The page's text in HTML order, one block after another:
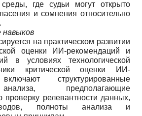
среды, где судьи могут открыто
и сомнения относительно
на практическом развитии
оценки ИИ-рекомендаций и
в условиях технологической
критической оценки ИИ-
структурированные
предполагающие
проверку релевантности данных,
полноты анализа и